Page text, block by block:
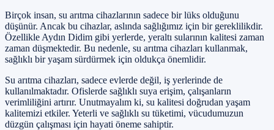
Birçok insan, su arıtma cihazlarının sadece bir lüks olduğunu
düşünür. Ancak bu cihazlar, aslında sağlığımız için bir gereklilikdir.
Özellikle Aydın Didim gibi yerlerde, yeraltı sularının kalitesi zaman
zaman düşmektedir. Bu nedenle, su arıtma cihazları kullanmak,
sağlıklı bir yaşam sürdürmek için oldukça önemlidir.
Su arıtma cihazları, sadece evlerde değil, iş yerlerinde de
kullanılmaktadır. Ofislerde sağlıklı suya erişim, çalışanların
verimliliğini artırır. Unutmayalım ki, su kalitesi doğrudan yaşam
kalitemizi etkiler. Yeterli ve sağlıklı su tüketimi, vücudumuzun
düzgün çalışması için hayati öneme sahiptir.